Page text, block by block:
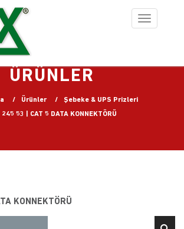
Toggle
navigation
ÜRÜNLER
Ürünler
Şebeke & UPS Prizleri
245 53 | CAT 5 DATA KONNEKTÖRÜ
KONNEKTÖRÜ